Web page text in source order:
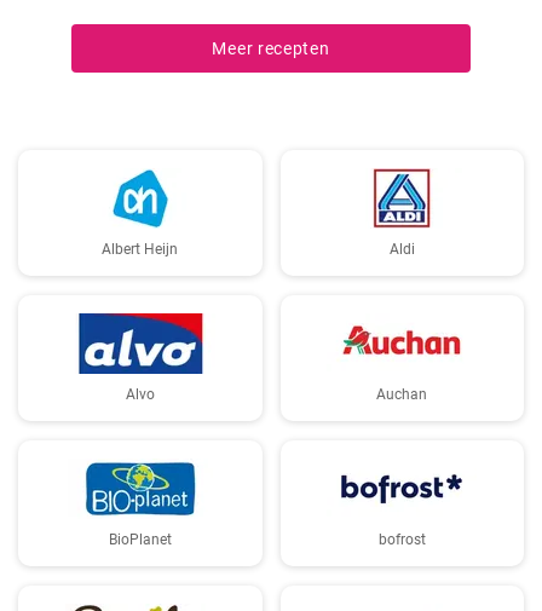
Meer recepten
Albert Heijn Aldi
Alvo Auchan
BioPlanet bofrost